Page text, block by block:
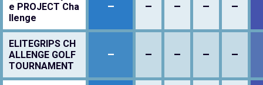
e PROJECT Cha
llenge
– – – – –
ELITEGRIPS CH
ALLENGE GOLF
TOURNAMENT
– – – – –